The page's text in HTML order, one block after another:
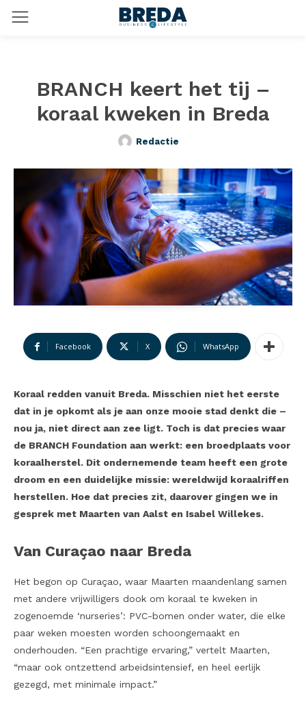
BRANCH keert het tij –
koraal kweken in Breda
Redactie
Facebook X WhatsApp
Koraal redden vanuit Breda. Misschien niet het eerste
dat in je opkomt als je aan onze mooie stad denkt die –
nou ja, niet direct aan zee ligt. Toch is dat precies waar
de BRANCH Foundation aan werkt: een broedplaats voor
koraalherstel. Dit ondernemende team heeft een grote
droom en een duidelijke missie: wereldwijd koraalriffen
herstellen. Hoe dat precies zit, daarover gingen we in
gesprek met Maarten van Aalst en Isabel Willekes.
Van Curaçao naar Breda
Het begon op Curaçao, waar Maarten maandenlang samen
met andere vrijwilligers dook om koraal te kweken in
zogenoemde ‘nurseries’: PVC-bomen onder water, die elke
paar weken moesten worden schoongemaakt en
onderhouden. “Een prachtige ervaring,” vertelt Maarten,
“maar ook ontzettend arbeidsintensief, en heel eerlijk
gezegd, met minimale impact.”